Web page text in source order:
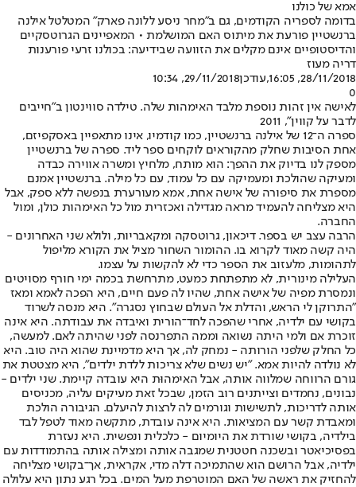
אמא של כולנו
בדומה לספריה הקודמים, גם ב"מחר ניסע ללונה פארק" המטלטל אילנה
ברנשטיין פורעת את מיתוס האם המושלמת • המאפיינים הגרוטסקיים
והדיסטופיים אינם מקלים את הזוועה שבידיעה: בכולנו זרעי פורענות
דריה מעוז
28/11/2018, 16:05
,עודכן29/11/2018, 10:34
0
לאישה אין זהות נוספת מלבד האימהות שלה. טילדה סווינטון ב"חייבים
לדבר על קווין", 2011
ספרה ה־12 של אילנה ברנשטיין, כמו קודמיו, אינו מתאפיין באסקפיזם,
אחת הסיבות שחלק מהקוראים לוקחים ספר ליד. ספרה של ברנשטיין
מספק לנו בדיוק את ההפך: הוא מותח, מלחיץ ומשרה אווירה כבדה
ומעיקה שהולכת ומעמיקה עם כל עמוד, עם כל מילה. ברנשטיין אמנם
מספרת את סיפורה של אישה אחת, אמא מעורערת בנפשה ללא ספק, אבל
היא מצליחה להעמיד מראה מגדילה ואכזרית מול כל האימהות כולן, ומול
החברה.
הרבה עצב יש בספר. דיכאון, גרוטסקה ומקאבריות, ולולא שני האחרונים -
היה קשה מאוד לקרוא בו. ההומור השחור מציל את הקורא מליפול
לתהומות, מלעזוב את הספר כדי לא להקשות על עצמו.
העלילה מינורית, לא מתפתחת כמעט, מתרחשת בכמה ימי חורף מסויטים
ונמסרת מפיה של אישה אחת, שהיו לה פעם חיים, היא הפכה לאמא ומאז
"התרוקן לי הראש, והדלת אל העולם שבחוץ נסגרה". היא מנסה לשרוד
בקושי עם ילדיה, אחרי שהפכה לחד־הורית ואיבדה את עבודתה. היא אינה
זוכרת אם ולמי היתה נשואה וממה התפרנסה לפני שהיתה לאם. למעשה,
כל החלק שלפני הורותה - נמחק לה, אך היא מדמיינת שהוא היה טוב. היא
לא נולדה להיות אמא. "יש נשים שלא צריכות ללדת ילדים", היא מצטטת את
גורם הרווחה שמלווה אותה, אבל האימהוּת היא עובדה קיימת. שני ילדים -
נבונים, נחמדים וצייתנים רוב הזמן, שבכל זאת מעיקים עליה, מכניסים
אותה לדריכות, לתשישות וגורמים לה לרצות להיעלם. הגיבורה הולכת
ומאבדת קשר עם המציאות. היא אינה עובדת, מתקשה מאוד לטפל לבד
בילדיה, בקושי שורדת את היומיום - כלכלית ונפשית. היא נעזרת
בפסיכיאטר ובשכנה חטטנית שמגבה אותה ומצילה אותה בהתמודדות עם
ילדיה, אבל הרושם הוא שהתמיכה דלה מדי, אקראית, אך־בקושי מצליחה
להחזיק את ראשה של האם המוטרפת מעל המים. בכל רגע נתון היא עלולה